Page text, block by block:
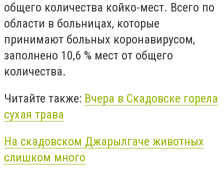
общего количества койко-мест. Всего по
области в больницах, которые
принимают больных коронавирусом,
заполнено 10,6 % мест от общего
количества.
Читайте также: Вчера в Скадовске горела
сухая трава
На скадовском Джарылгаче животных
слишком много